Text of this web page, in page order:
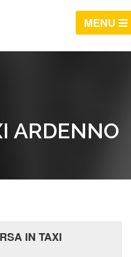
MENU
ARDENNO
IN TAXI